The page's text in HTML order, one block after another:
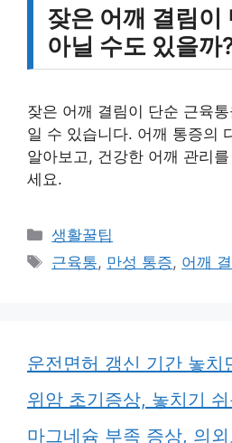
잦은 어깨 결림이
아닐 수도 있을까
잦은 어깨 결림이 단순 근육
일 수 있습니다. 어깨 통증의
알아보고, 건강한 어깨 관리
세요.
카
테
생활꿀팁
태
근육통, 만성 통증, 어깨
운전면허 갱신 기간 놓치
위암 초기증상, 놓치기
마그네슘 부족 증상, 의